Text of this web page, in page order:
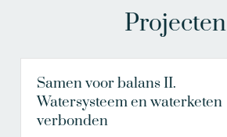
Projecten
Samen voor balans II.
Watersysteem en waterketen
verbonden